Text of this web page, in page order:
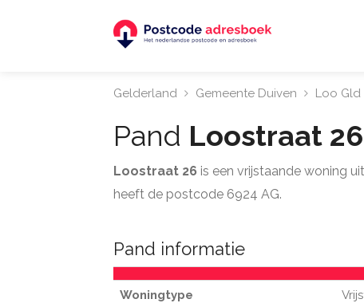
Gelderland Gemeente Duiven Loo Gld
Pand Loostraat 26
Loostraat 26 is een vrijstaande woning
heeft de postcode 6924 AG.
Pand informatie
Woningtype